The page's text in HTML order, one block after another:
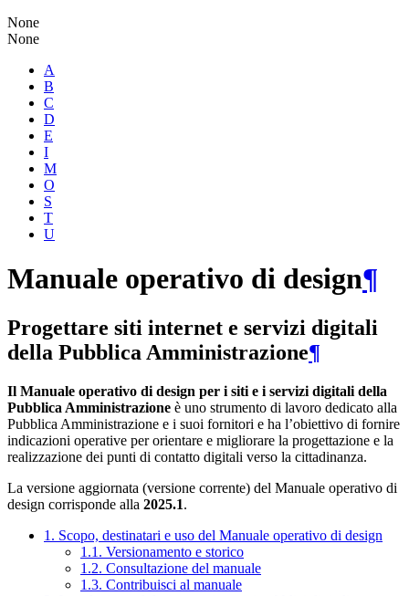
None
None
A
B
C
D
E
I
M
O
S
T
U
Manuale operativo di design¶
Progettare siti internet e servizi digitali
della Pubblica Amministrazione¶
Il Manuale operativo di design per i siti e i servizi digitali della
Pubblica Amministrazione è uno strumento di lavoro dedicato alla
Pubblica Amministrazione e i suoi fornitori e ha l’obiettivo di fornire
indicazioni operative per orientare e migliorare la progettazione e la
realizzazione dei punti di contatto digitali verso la cittadinanza.
La versione aggiornata (versione corrente) del Manuale operativo di
design corrisponde alla 2025.1.
1. Scopo, destinatari e uso del Manuale operativo di design
1.1. Versionamento e storico
1.2. Consultazione del manuale
1.3. Contribuisci al manuale